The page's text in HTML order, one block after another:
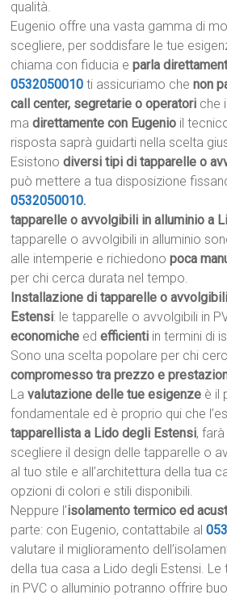
qualità.
Eugenio offre una vasta gamma di
scegliere, per soddisfare le tue
chiama con fiducia eparla
0532050010 ti assicuriamo chenon
call center, segretarie o operatori che
madirettamente con Eugenio il
risposta saprà guidarti nella scelta
Esistonodiversi tipi di tapparelle o
può mettere a tua disposizione
0532050010.
tapparelle o avvolgibili in alluminio a
tapparelle o avvolgibili in alluminio
alle intemperie e richiedonopoca
per chi cerca durata nel tempo.
Installazione di tapparelle o
Estensi: le tapparelle o avvolgibili in
economiche edefficienti in termini di
Sono una scelta popolare per chi
compromesso tra prezzo e
Lavalutazione delle tue esigenze è il
fondamentale ed è proprio qui che
tapparellista a Lido degli Estensi,
scegliere il design delle tapparelle o
al tuo stile e all’architettura della tua
opzioni di colori e stili disponibili.
Neppure l’isolamento termico ed
parte: con Eugenio, contattabile al
valutare il miglioramento
della tua casa a Lido degli Estensi.
in PVC o alluminio potranno offrire